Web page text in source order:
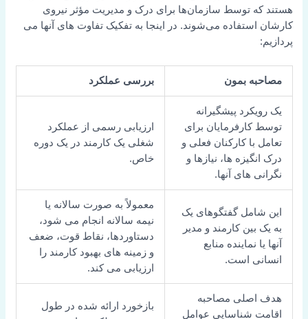
هستند که توسط سازمان‌ها برای درک و مدیریت مؤثر نیروی
کارشان استفاده می‌شوند. در اینجا به تفکیک تفاوت های آنها می
پردازیم:
مصاحبه بمون بررسی عملکرد
یک رویکرد پیشگیرانه
توسط کارفرمایان برای
تعامل با کارکنان فعلی و
درک انگیزه ها، نیازها و
نگرانی های آنها.
ارزیابی رسمی از عملکرد
شغلی یک کارمند در یک دوره
خاص.
این شامل گفتگوهای یک
به یک بین کارمند و مدیر
آنها یا نماینده منابع
انسانی است.
معمولاً به صورت سالانه یا
نیمه سالانه انجام می شود،
دستاوردها، نقاط قوت، ضعف
و زمینه های بهبود کارمند را
ارزیابی می کند.
هدف اصلی مصاحبه
اقامت شناسایی عوامل
بازخورد ارائه شده در طول